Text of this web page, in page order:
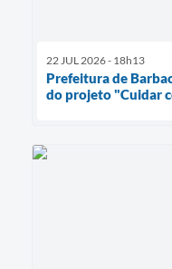
22 JUL 2026 - 18h13
Prefeitura de
do projeto "Cuidar